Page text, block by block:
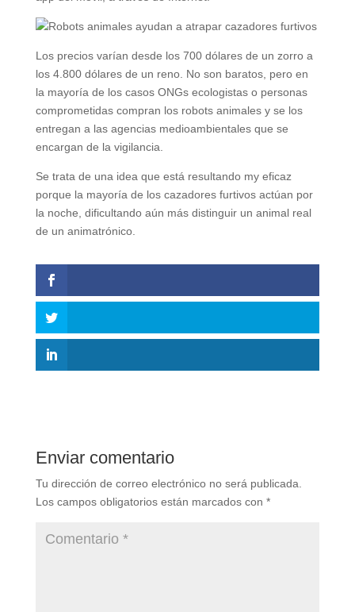
Los precios varían desde los 700 dólares de un zorro a
los 4.800 dólares de un reno. No son baratos, pero en
la mayoría de los casos ONGs ecologistas o personas
comprometidas compran los robots animales y se los
entregan a las agencias medioambientales que se
encargan de la vigilancia.
Se trata de una idea que está resultando my eficaz
porque la mayoría de los cazadores furtivos actúan por
la noche, dificultando aún más distinguir un animal real
de un animatrónico.
Enviar comentario
Tu dirección de correo electrónico no será publicada.
Los campos obligatorios están marcados con *